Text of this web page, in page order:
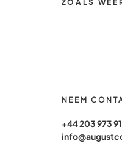
ZOALS
NEEM
+44 203 973